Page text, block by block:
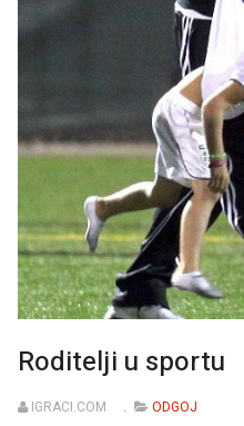
Roditelji u sportu
IGRACI.COM
ODGOJ